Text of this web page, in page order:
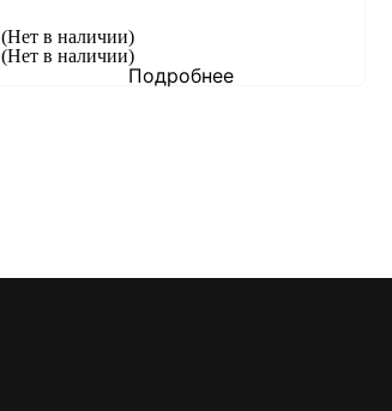
(Нет в наличии)
(Нет в наличии)
Подробнее